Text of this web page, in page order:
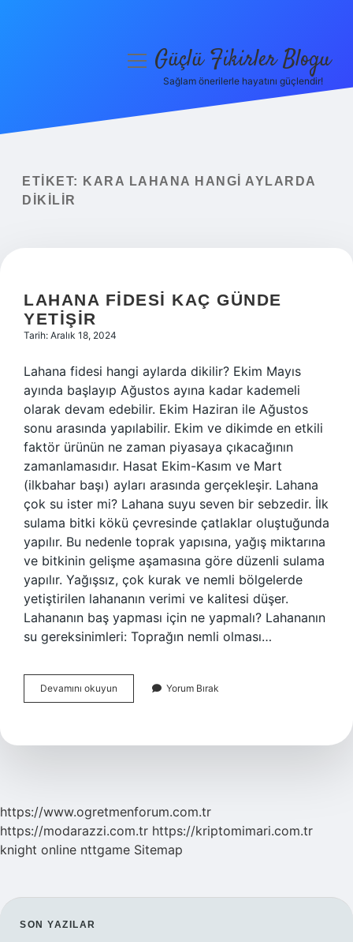
Yasal Uyarı
menüyüGüçlü Fikirler Blogu
Sağlam önerilerle hayatını güçlendir!
ETIKET:
KARA LAHANA HANGI AYLARDA
DIKILIR
LAHANA FIDESI KAÇ GÜNDE
YETIŞIR
Tarih: Aralık 18, 2024
Lahana fidesi hangi aylarda dikilir? Ekim Mayıs
ayında başlayıp Ağustos ayına kadar kademeli
olarak devam edebilir. Ekim Haziran ile Ağustos
sonu arasında yapılabilir. Ekim ve dikimde en etkili
faktör ürünün ne zaman piyasaya çıkacağının
zamanlamasıdır. Hasat Ekim-Kasım ve Mart
(ilkbahar başı) ayları arasında gerçekleşir. Lahana
çok su ister mi? Lahana suyu seven bir sebzedir. İlk
sulama bitki kökü çevresinde çatlaklar oluştuğunda
yapılır. Bu nedenle toprak yapısına, yağış miktarına
ve bitkinin gelişme aşamasına göre düzenli sulama
yapılır. Yağışsız, çok kurak ve nemli bölgelerde
yetiştirilen lahananın verimi ve kalitesi düşer.
Lahananın baş yapması için ne yapmalı? Lahananın
su gereksinimleri: Toprağın nemli olması…
Devamını okuyun
Fidesi
Yetişir
Yorum Bırak
https://www.ogretmenforum.com.tr
https://modarazzi.com.tr https://kriptomimari.com.tr
knight online nttgame Sitemap
SIDEBAR
SON YAZILAR